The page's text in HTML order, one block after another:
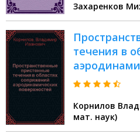
for field
problem on
Захаренков
течения в
: Автореф.
Корнилов
мат. наук)